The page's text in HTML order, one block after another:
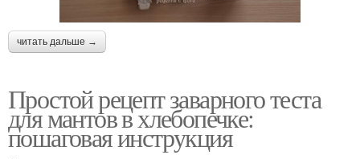
читать дальше →
Простой рецепт заварного теста
для мантов в хлебопечке:
пошаговая инструкция